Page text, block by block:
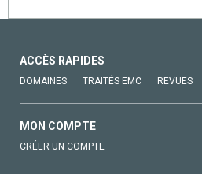
ACCÈS RAPIDES
DOMAINES TRAITÉS EMC REVUES
MON COMPTE
CRÉER UN COMPTE